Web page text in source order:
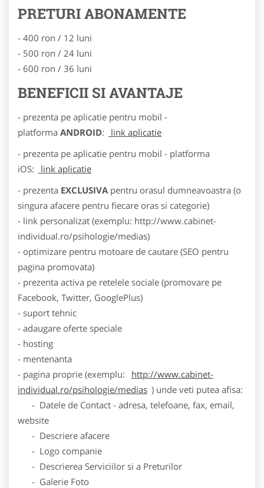
PRETURI ABONAMENTE
- 400 ron / 12 luni
- 500 ron / 24 luni
- 600 ron / 36 luni
BENEFICII SI AVANTAJE
- prezenta pe aplicatie pentru mobil -
platforma ANDROID:
link aplicatie
- prezenta pe aplicatie pentru mobil - platforma
iOS:
link aplicatie
- prezenta EXCLUSIVA pentru orasul dumneavoastra (o
singura afacere pentru fiecare oras si categorie)
- link personalizat (exemplu: http://www.cabinet-
individual.ro/psihologie/medias)
- optimizare pentru motoare de cautare (SEO pentru
pagina promovata)
- prezenta activa pe retelele sociale (promovare pe
Facebook, Twitter, GooglePlus)
- suport tehnic
- adaugare oferte speciale
- hosting
- mentenanta
- pagina proprie (exemplu:
http://www.cabinet-
individual.ro/psihologie/medias ) unde veti putea afisa:
- Datele de Contact - adresa, telefoane, fax, email,
website
- Descriere afacere
- Logo companie
- Descrierea Serviciilor si a Preturilor
- Galerie Foto